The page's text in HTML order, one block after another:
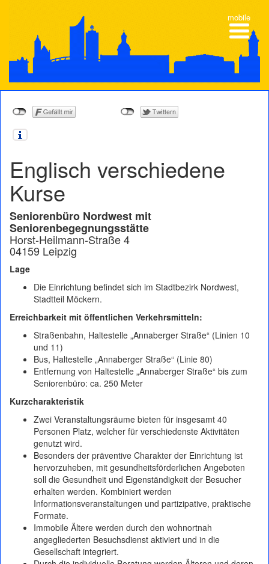
Englisch verschiedene
Kurse
Seniorenbüro Nordwest mit
Seniorenbegegnungsstätte
Horst-Heilmann-Straße 4
04159 Leipzig
Lage
Die Einrichtung befindet sich im Stadtbezirk Nordwest,
Stadtteil Möckern.
Erreichbarkeit mit öffentlichen Verkehrsmitteln:
Straßenbahn, Haltestelle „Annaberger Straße“ (Linien 10
und 11)
Bus, Haltestelle „Annaberger Straße“ (Linie 80)
Entfernung von Haltestelle „Annaberger Straße“ bis zum
Seniorenbüro: ca. 250 Meter
Kurzcharakteristik
Zwei Veranstaltungsräume bieten für insgesamt 40
Personen Platz, welcher für verschiedenste Aktivitäten
genutzt wird.
Besonders der präventive Charakter der Einrichtung ist
hervorzuheben, mit gesundheitsförderlichen Angeboten
soll die Gesundheit und Eigenständigkeit der Besucher
erhalten werden. Kombiniert werden
Informationsveranstaltungen und partizipative, praktische
Formate.
Immobile Ältere werden durch den wohnortnah
angegliederten Besuchsdienst aktiviert und in die
Gesellschaft integriert.
mobile